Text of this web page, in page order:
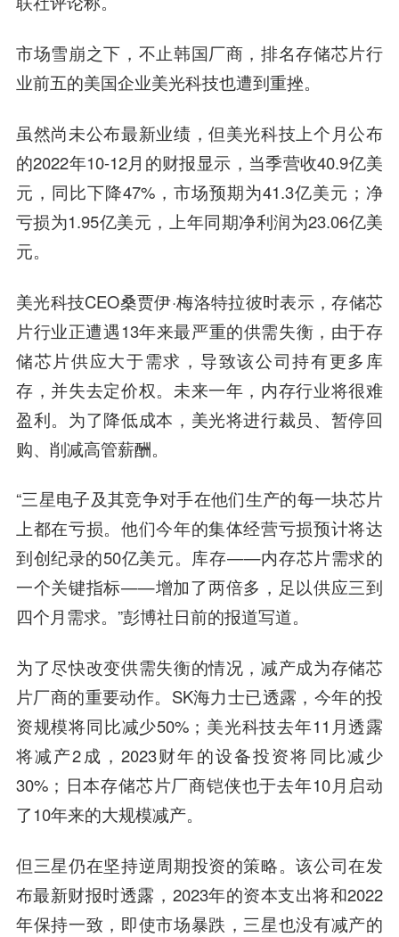
市场雪崩之下，不止韩国厂商，排名存储芯片行
业前五的美国企业美光科技也遭到重挫。
虽然尚未公布最新业绩，但美光科技上个月公布
的2022年10-12月的财报显示，当季营收40.9亿美
元，同比下降47%，市场预期为41.3亿美元；净
亏损为1.95亿美元，上年同期净利润为23.06亿美
元。
美光科技CEO桑贾伊·梅洛特拉彼时表示，存储芯
片行业正遭遇13年来最严重的供需失衡，由于存
储芯片供应大于需求，导致该公司持有更多库
存，并失去定价权。未来一年，内存行业将很难
盈利。为了降低成本，美光将进行裁员、暂停回
购、削减高管薪酬。
“三星电子及其竞争对手在他们生产的每一块芯片
上都在亏损。他们今年的集体经营亏损预计将达
到创纪录的50亿美元。库存——内存芯片需求的
一个关键指标——增加了两倍多，足以供应三到
四个月需求。”彭博社日前的报道写道。
为了尽快改变供需失衡的情况，减产成为存储芯
片厂商的重要动作。SK海力士已透露，今年的投
资规模将同比减少50%；美光科技去年11月透露
将减产2成，2023财年的设备投资将同比减少
30%；日本存储芯片厂商铠侠也于去年10月启动
了10年来的大规模减产。
但三星仍在坚持逆周期投资的策略。该公司在发
布最新财报时透露，2023年的资本支出将和2022
年保持一致，即使市场暴跌，三星也没有减产的